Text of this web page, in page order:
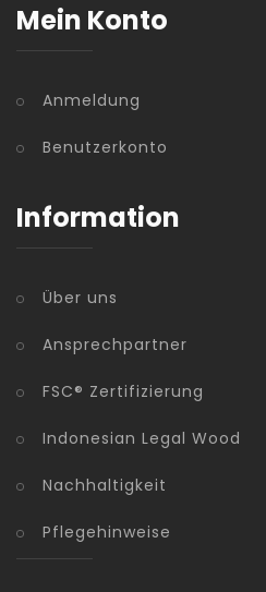
Mein Konto
Anmeldung
Benutzerkonto
Information
Über uns
Ansprechpartner
FSC® Zertifizierung
Indonesian Legal Wood
Nachhaltigkeit
Pflegehinweise